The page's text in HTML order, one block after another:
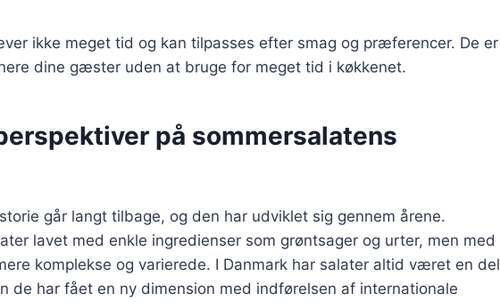
ikke meget tid og kan tilpasses efter smag og præferencer. De er
dine gæster uden at bruge for meget tid i køkkenet.
på sommersalatens
går langt tilbage, og den har udviklet sig gennem årene.
lavet med enkle ingredienser som grøntsager og urter, men med
komplekse og varierede. I Danmark har salater altid været en del
de har fået en ny dimension med indførelsen af internationale